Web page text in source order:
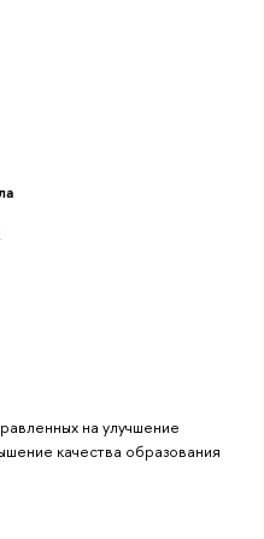
на улучшение
качества образования